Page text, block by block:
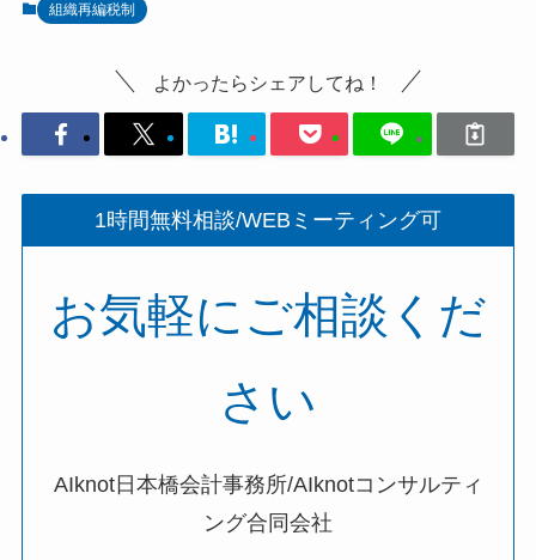
組織再編税制
よかったらシェアしてね！
1時間無料相談/WEBミーティング可
お気軽にご相談くだ
さい
AIknot日本橋会計事務所/AIknotコンサルティ
ング合同会社